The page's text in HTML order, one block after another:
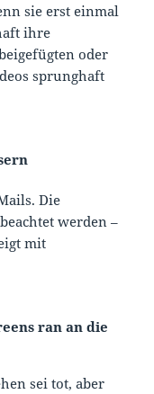
sie erst einmal
ihre
oder
sprunghaft
Die
werden –
mit
ran an die
sei tot, aber